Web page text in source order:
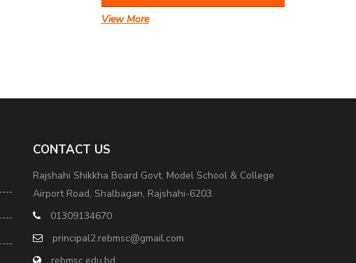
View More
CONTACT US
Rajshahi Shikkha Board Govt. Model School & College
Airport Road, Shalbagan, Rajshahi-6203.
01309134670
principal2.rebmsc@gmail.com
rebmsc.edu.bd